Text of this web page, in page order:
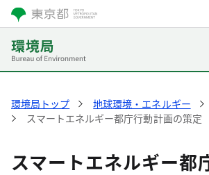
環境局トップ 地球環境・エネルギー
スマートエネルギー都庁行動計画の策定
スマートエネルギー都